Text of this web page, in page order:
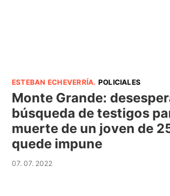
ESTEBAN ECHEVERRÍA. POLICIALES
Monte Grande:
búsqueda de testigos
muerte de un joven de
quede impune
07. 07. 2022